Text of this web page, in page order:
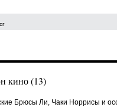
кино (13)
Брюсы Ли, Чаки Норрисы и